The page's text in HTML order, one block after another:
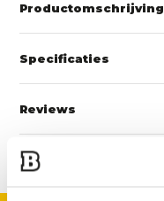
Productomschrijving
Specificaties
Reviews
Delen